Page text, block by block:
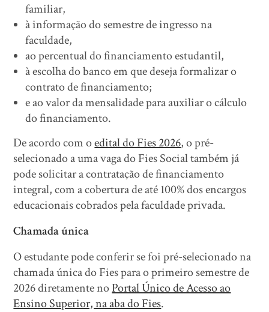
familiar,
à informação do semestre de ingresso na
faculdade,
ao percentual do financiamento estudantil,
à escolha do banco em que deseja formalizar o
contrato de financiamento;
e ao valor da mensalidade para auxiliar o cálculo
do financiamento.
De acordo com oedital do Fies 2026, o pré-
selecionado a uma vaga do Fies Social também já
pode solicitar a contratação de financiamento
integral, com a cobertura de até 100% dos encargos
educacionais cobrados pela faculdade privada.
Chamada única
O estudante pode conferir se foi pré-selecionado na
chamada única do Fies para o primeiro semestre de
2026 diretamente noPortal Único de Acesso ao
Ensino Superior, na aba do Fies.